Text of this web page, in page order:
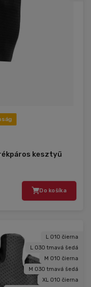
kesztyű
Do košíka
L 010 čierna
L 030 tmavá šedá
M 010 čierna
M 030 tmavá šedá
XL 010 čierna